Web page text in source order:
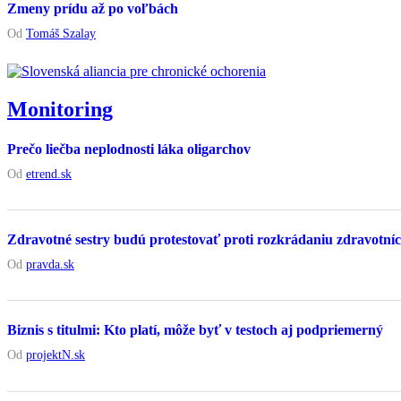
Zmeny prídu až po voľbách
Od Tomáš Szalay
Monitoring
Prečo liečba neplodnosti láka oligarchov
Od etrend.sk
Zdravotné sestry budú protestovať proti rozkrádaniu
Od pravda.sk
Biznis s titulmi: Kto platí, môže byť v testoch aj podpriemerný
Od projektN.sk